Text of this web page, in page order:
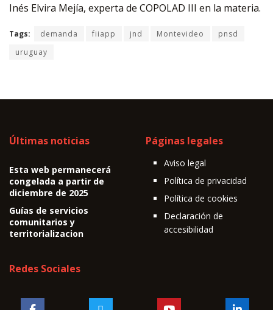
Inés Elvira Mejía, experta de COPOLAD III en la materia.
Tags: demanda fiiapp jnd Montevideo
pnsd
uruguay
Últimas noticias
Esta web permanecerá
congelada a partir de
diciembre de 2025
Guías de servicios
comunitarios y
territorializacion
Páginas legales
Aviso legal
Política de privacidad
Política de cookies
Declaración de
accesibilidad
Redes Sociales